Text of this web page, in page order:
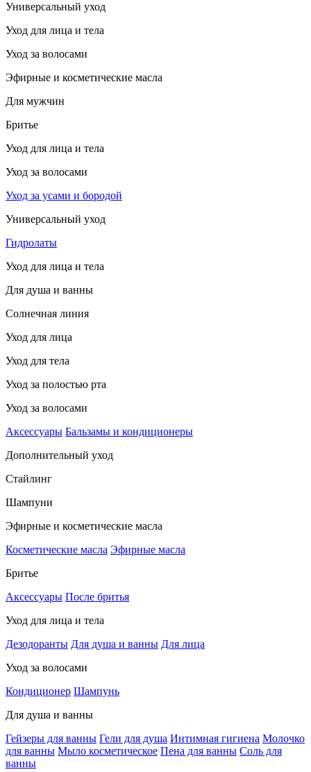
Универсальный уход
Уход для лица и тела
Уход за волосами
Эфирные и косметические масла
Для мужчин
Бритье
Уход для лица и тела
Уход за волосами
Уход за усами и бородой
Универсальный уход
Гидролаты
Уход для лица и тела
Для душа и ванны
Солнечная линия
Уход для лица
Уход для тела
Уход за полостью рта
Уход за волосами
Аксессуары Бальзамы и кондиционеры
Дополнительный уход
Стайлинг
Шампуни
Эфирные и косметические масла
Косметические масла Эфирные масла
Бритье
Аксессуары После бритья
Уход для лица и тела
Дезодоранты Для душа и ванны Для лица
Уход за волосами
Кондиционер Шампунь
Для душа и ванны
Гейзеры для ванны Гели для душа Интимная гигиена Молочко
для ванны Мыло косметическое Пена для ванны Соль для
ванны